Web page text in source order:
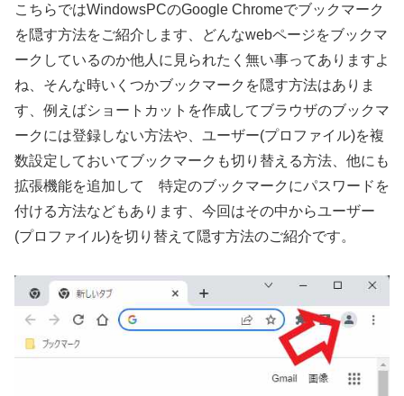
こちらではWindowsPCのGoogle Chromeでブックマーク
を隠す方法をご紹介します、どんなwebページをブックマ
ークしているのか他人に見られたく無い事ってありますよ
ね、そんな時いくつかブックマークを隠す方法はありま
す、例えばショートカットを作成してブラウザのブックマ
ークには登録しない方法や、ユーザー(プロファイル)を複
数設定しておいてブックマークも切り替える方法、他にも
拡張機能を追加して 特定のブックマークにパスワードを
付ける方法などもあります、今回はその中からユーザー
(プロファイル)を切り替えて隠す方法のご紹介です。